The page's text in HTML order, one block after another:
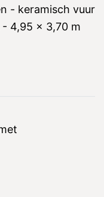
- keramisch vuur
4,95 x 3,70 m